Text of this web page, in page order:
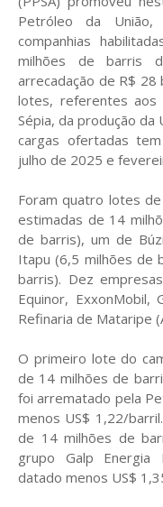
Petróleo da
companhias
milhões de barris
arrecadação de R$
lotes, referentes aos
Sépia, da produção da
cargas ofertadas
julho de 2025 e
Foram quatro lotes
estimadas de 14
de barris), um de
Itapu (6,5 milhões de
barris). Dez
Equinor, ExxonMobil,
Refinaria de Mataripe
O primeiro lote do
de 14 milhões de
foi arrematado pela
menos US$ 1,22/
de 14 milhões de
grupo Galp Energia
datado menos US$